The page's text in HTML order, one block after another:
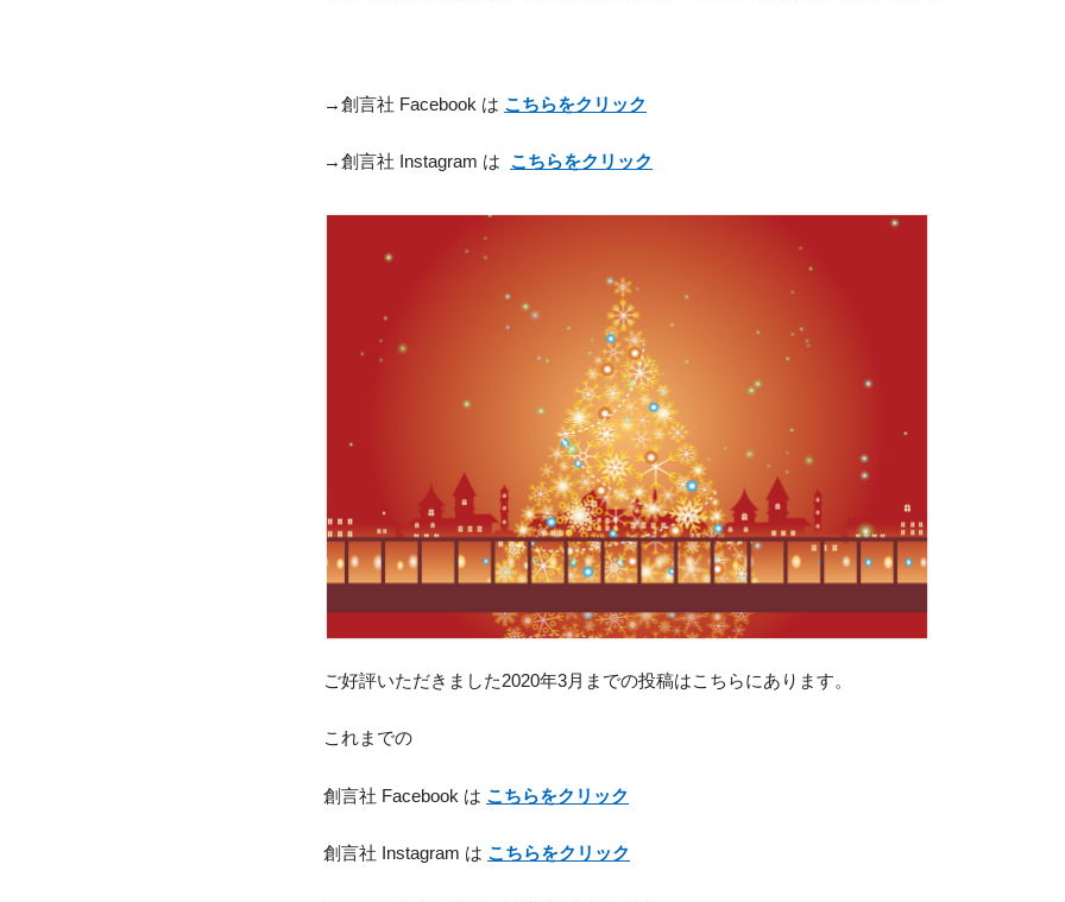
→創言社 Facebook は こちらをクリック
→創言社 Instagram は こちらをクリック
ご好評いただきました2020年3月までの投稿はこちらにあります。
これまでの
創言社 Facebook は こちらをクリック
創言社 Instagram は こちらをクリック